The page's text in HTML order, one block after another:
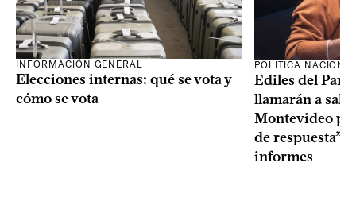
INFORMACIÓN GENERAL
Elecciones internas: qué se vota y
cómo se vota
POLÍTICA
Ediles del
llamarán a sala
Montevideo
de respuesta”
informes